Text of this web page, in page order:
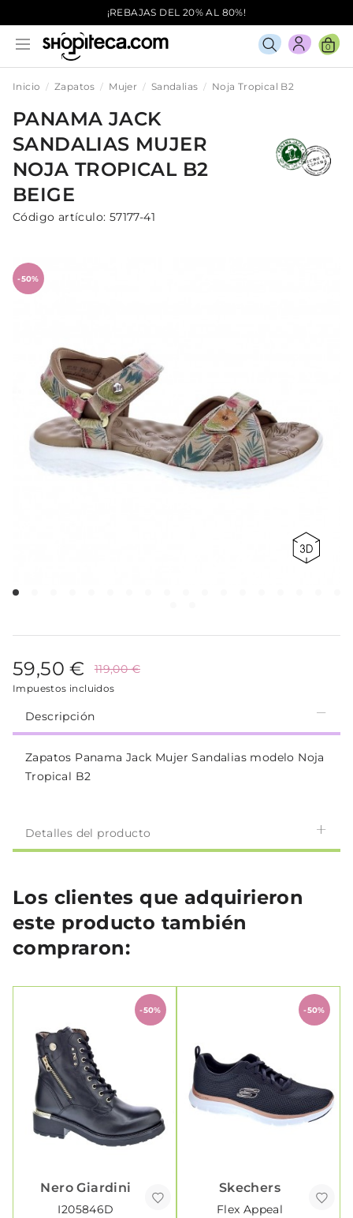
¡REBAJAS DEL 20% AL 80%!
0
Inicio Zapatos Mujer Sandalias Noja Tropical B2
PANAMA JACK
SANDALIAS MUJER
NOJA TROPICAL B2
BEIGE
Código artículo: 57177-41
-50%
59,50 € 119,00 €
Impuestos incluidos
Descripción
Zapatos Panama Jack Mujer Sandalias modelo Noja
Tropical B2
Detalles del producto
Los clientes que adquirieron
este producto también
compraron:
-50%
Nero Giardini
I205846D
-50%
Skechers
Flex Appeal